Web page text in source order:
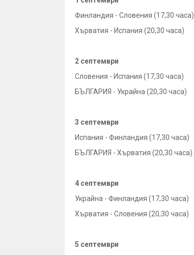
Финландия - Словения (17,30 часа)
Хърватия - Испания (20,30 часа)
2 септември
Словения - Испания (17,30 часа)
БЪЛГАРИЯ - Украйна (20,30 часа)
3 септември
Испания - Финландия (17,30 часа)
БЪЛГАРИЯ - Хърватия (20,30 часа)
4 септември
Украйна - Финландия (17,30 часа)
Хърватия - Словения (20,30 часа)
5 септември